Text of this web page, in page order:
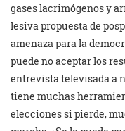
gases lacrimógenos y
lesiva propuesta de
amenaza para la
puede no aceptar los
entrevista televisada a
tiene muchas
elecciones si pierde,